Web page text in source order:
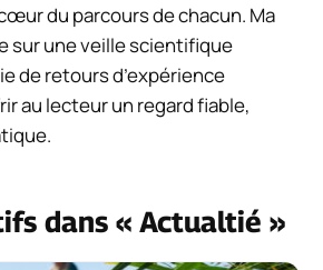
du parcours de chacun. Ma
sur une veille scientifique
de retours d’expérience
au lecteur un regard fiable,
dans « Actualtié »